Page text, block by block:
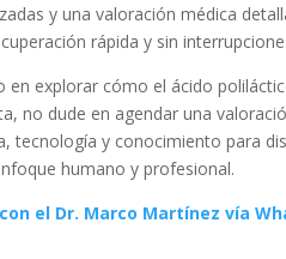
y una valoración médica
rápida y sin
en explorar cómo el ácido
no dude en agendar una
tecnología y conocimiento para
humano y profesional.
el Dr. Marco Martínez vía